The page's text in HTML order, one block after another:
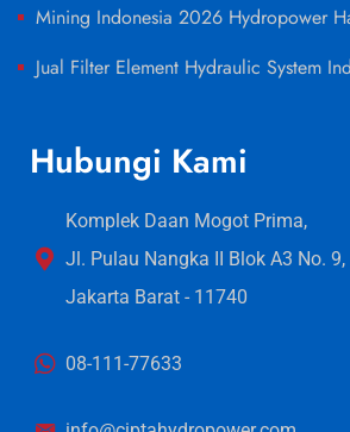
Mining Indonesia 2026 Hydropower
Jual Filter Element Hydraulic System
Hubungi Kami
Komplek Daan Mogot Prima,
Jl. Pulau Nangka II Blok A3 No.
Jakarta Barat - 11740
08-111-77633